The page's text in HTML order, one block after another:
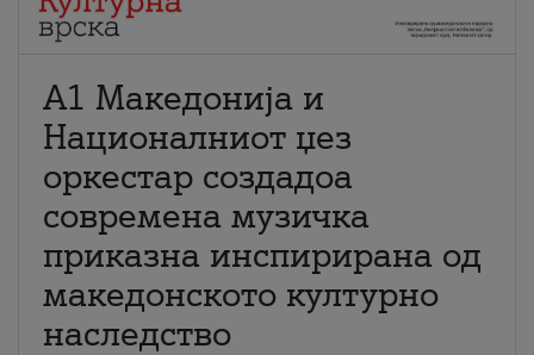
А1 Македонија и
Националниот џез
оркестар создадоа
современа музичка
приказна инспирирана од
македонското културно
наследство